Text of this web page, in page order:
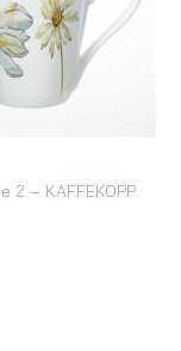
2 – KAFFEKOPP